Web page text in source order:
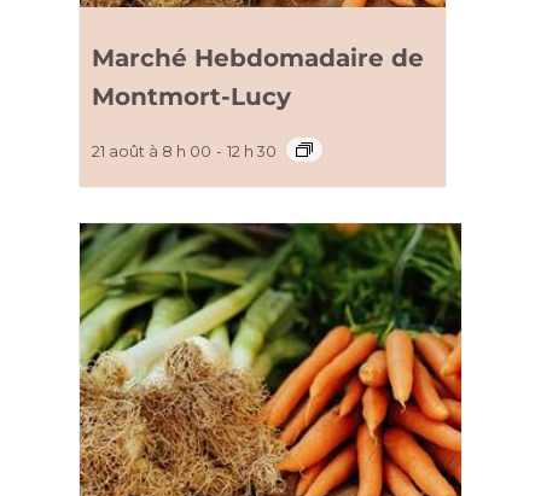
Marché Hebdomadaire de
Montmort-Lucy
21 août à 8 h 00 - 12 h 30